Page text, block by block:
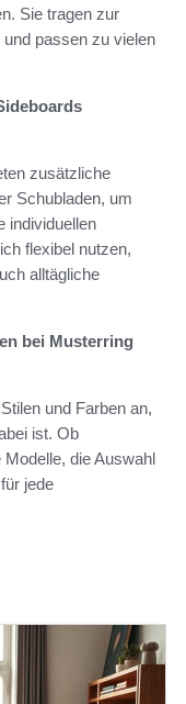
Sie tragen zur
passen zu vielen
zusätzliche
Schubladen, um
individuellen
flexibel nutzen,
alltägliche
bei Musterring
und Farben an,
ist. Ob
die Auswahl
jede